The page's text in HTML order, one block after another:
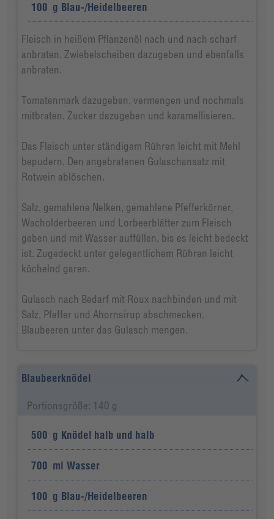
100 g Blau-/Heidelbeeren
Fleisch in heißem Pflanzenöl nach und nach scharf
anbraten. Zwiebelscheiben dazugeben und ebenfalls
anbraten.
Tomatenmark dazugeben, vermengen und nochmals
mitbraten. Zucker dazugeben und karamellisieren.
Das Fleisch unter ständigem Rühren leicht mit Mehl
bepudern. Den angebratenen Gulaschansatz mit
Rotwein ablöschen.
Salz, gemahlene Nelken, gemahlene Pfefferkörner,
Wacholderbeeren und Lorbeerblätter zum Fleisch
geben und mit Wasser auffüllen, bis es leicht bedeckt
ist. Zugedeckt unter gelegentlichem Rühren leicht
köchelnd garen.
Gulasch nach Bedarf mit Roux nachbinden und mit
Salz, Pfeffer und Ahornsirup abschmecken.
Blaubeeren unter das Gulasch mengen.
Blaubeerknödel
Portionsgröße: 140 g
500 g Knödel halb und halb
700 ml Wasser
100 g Blau-/Heidelbeeren